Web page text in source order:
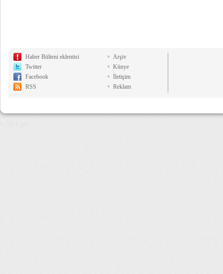
Haber Bülteni eklentisi
Twitter
Facebook
RSS
Arşiv
Künye
İletişim
Reklam